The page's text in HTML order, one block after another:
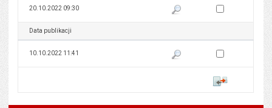
20.10.2022 09:30 Pokaż podgląd wersji z dnia
Zaznacz wersję do
Data publikacji
10.10.2022 11:41 Pokaż podgląd wersji z dnia
Zaznacz wersję do
Porównaj